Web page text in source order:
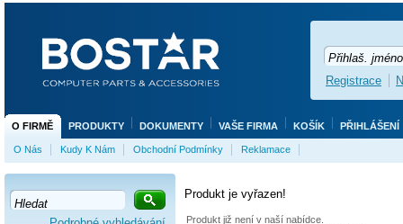
Produkt je vyřazen!
Produkt již není v naší nabídce.
O FIRMĚ PRODUKTY DOKUMENTY VAŠE FIRMA KOŠÍK PŘIHLÁŠENÍ
O Nás Kudy K Nám Obchodní Podmínky Reklamace
Registrace